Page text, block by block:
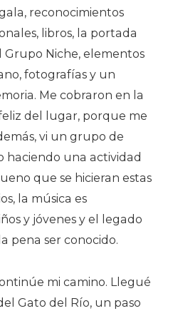
reconocimientos
libros, la portada
Grupo Niche, elementos
fotografías y un
Me cobraron en la
del lugar, porque me
vi un grupo de
haciendo una actividad
que se hicieran estas
la música es
y jóvenes y el legado
pena ser conocido.
mi camino. Llegué
Gato del Río, un paso